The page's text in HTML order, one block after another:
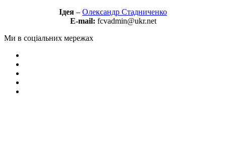
Ідея – Олександр Стадниченко
E-mail: fcvadmin@ukr.net
Ми в соціальних мережах